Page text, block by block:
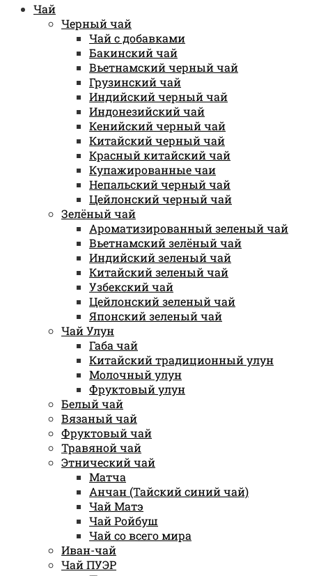
Чай
Черный чай
Чай с добавками
Бакинский чай
Вьетнамский черный чай
Грузинский чай
Индийский черный чай
Индонезийский чай
Кенийский черный чай
Китайский черный чай
Красный китайский чай
Купажированные чаи
Непальский черный чай
Цейлонский черный чай
Зелёный чай
Ароматизированный зеленый чай
Вьетнамский зелёный чай
Индийский зеленый чай
Китайский зеленый чай
Узбекский чай
Цейлонский зеленый чай
Японский зеленый чай
Чай Улун
Габа чай
Китайский традиционный улун
Молочный улун
Фруктовый улун
Белый чай
Вязаный чай
Фруктовый чай
Травяной чай
Этнический чай
Матча
Анчан (Тайский синий чай)
Чай Матэ
Чай Ройбуш
Чай со всего мира
Иван-чай
Чай ПУЭР